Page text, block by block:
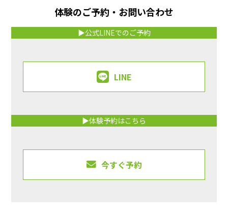
体験のご予約・お問い合わせ
▶公式LINEでのご予約
LINE
▶体験予約はこちら
今すぐ予約